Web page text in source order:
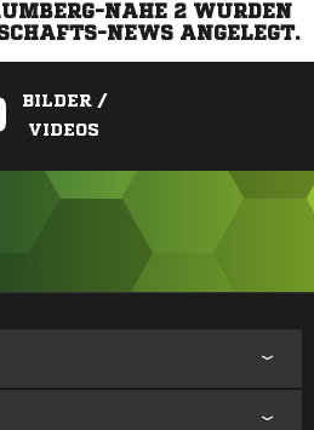
NAHE 2 WURDEN
NEWS ANGELEGT.
BILDER /
VIDEOS